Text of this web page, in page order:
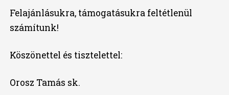
Felajánlásukra, támogatásukra feltétlenül
számítunk!
Köszönettel és tisztelettel:
Orosz Tamás sk.